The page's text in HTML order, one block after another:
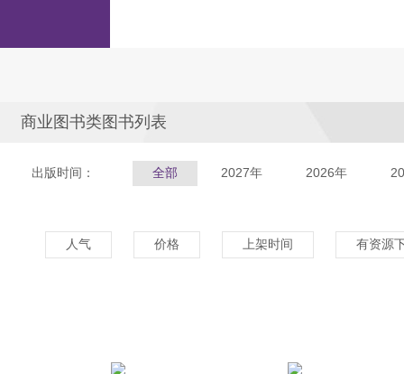
商业图书类图书列表
出版时间： 全部 2027年 2026年
人气 价格 上架时间 有资源